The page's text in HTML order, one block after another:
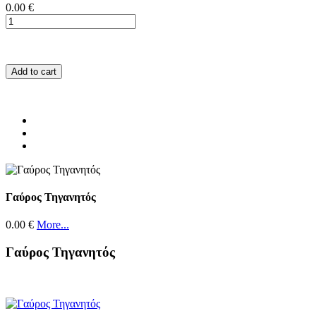
0.00 €
Add to cart
Γαύρος Τηγανητός
0.00 € More...
Γαύρος Τηγανητός